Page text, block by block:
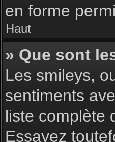
en forme
Haut
» Que sont
Les smileys,
sentiments
liste complète
Essayez